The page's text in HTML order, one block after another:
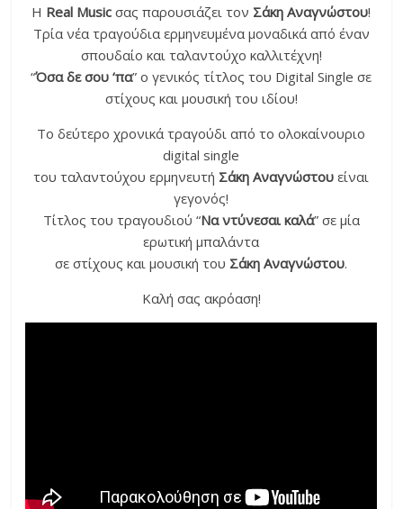
H Real Music σας παρουσιάζει τον Σάκη Αναγνώστου!
Τρία νέα τραγούδια ερμηνευμένα μοναδικά από έναν
σπουδαίο και ταλαντούχο καλλιτέχνη!
“Όσα δε σου ‘πα” ο γενικός τίτλος του Digital Single σε
στίχους και μουσική του ιδίου!
Το δεύτερο χρονικά τραγούδι από το ολοκαίνουριο
digital single
του ταλαντούχου ερμηνευτή Σάκη Αναγνώστου είναι
γεγονός!
Τίτλος του τραγουδιού “Να ντύνεσαι καλά” σε μία
ερωτική μπαλάντα
σε στίχους και μουσική του Σάκη Αναγνώστου.
Καλή σας ακρόαση!